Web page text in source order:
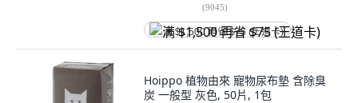
(9045)
满 $1,500 再省 $75 (王道卡)
Hoippo 植物由來 寵物尿布墊 含除臭
炭 一般型 灰色, 50片, 1包